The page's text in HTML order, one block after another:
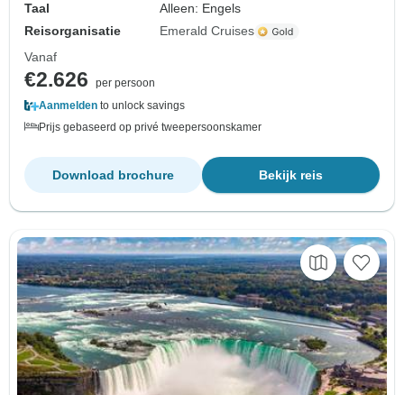
Taal
Alleen: Engels
Reisorganisatie
Emerald Cruises
Vanaf
€2.626
per persoon
Aanmelden to unlock savings
Prijs gebaseerd op privé tweepersoonskamer
Bekijk reis
Download brochure